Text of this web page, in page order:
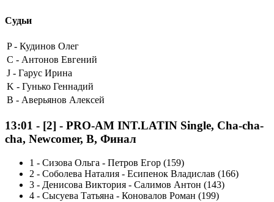
Судьи
P - Кудинов Олег
C - Антонов Евгений
J - Гарус Ирина
K - Гунько Геннадий
B - Аверьянов Алексей
13:01 - [2] - PRO-AM INT.LATIN Single, Cha-cha-
cha, Newcomer, B, Финал
1 - Сизова Ольга - Петров Егор (159)
2 - Соболева Наталия - Есипенок Владислав (166)
3 - Денисова Виктория - Салимов Антон (143)
4 - Сысуева Татьяна - Коновалов Роман (199)